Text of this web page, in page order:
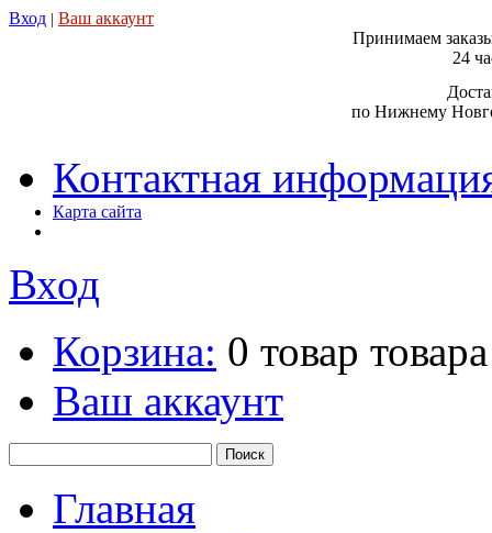
Вход
Ваш аккаунт
Принимаем
24
по Нижнему
Контактная
Карта сайта
Вход
Корзина: 0 товар товара
Ваш аккаунт
Главная